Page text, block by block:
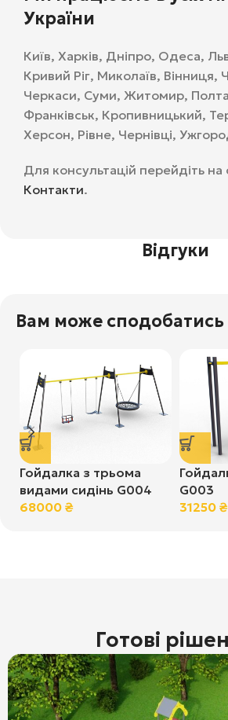
України
Київ, Харків, Дніпро, Одеса,
Кривий Ріг, Миколаїв, Вінниця,
Черкаси, Суми, Житомир,
Франківськ, Кропивницький,
Херсон, Рівне, Чернівці,
Для консультацій перейдіть на
Контакти.
Відгуки
Вам може сподобатись
Гойдалка з трьома
видами сидінь G004
68000 ₴
G003
31250 ₴
Готові